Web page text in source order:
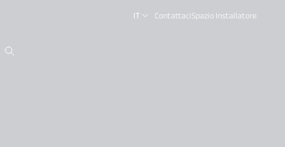
IT ContattaciSpazio Installatore